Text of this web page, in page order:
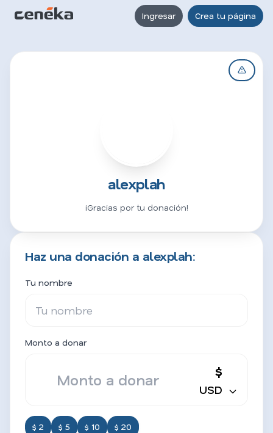
Ingresar Crea tu página
alexplah
¡Gracias por tu donación!
Haz una donación a alexplah:
Tu nombre
Monto a donar
$
USD
$ 2 $ 5 $ 10 $ 20